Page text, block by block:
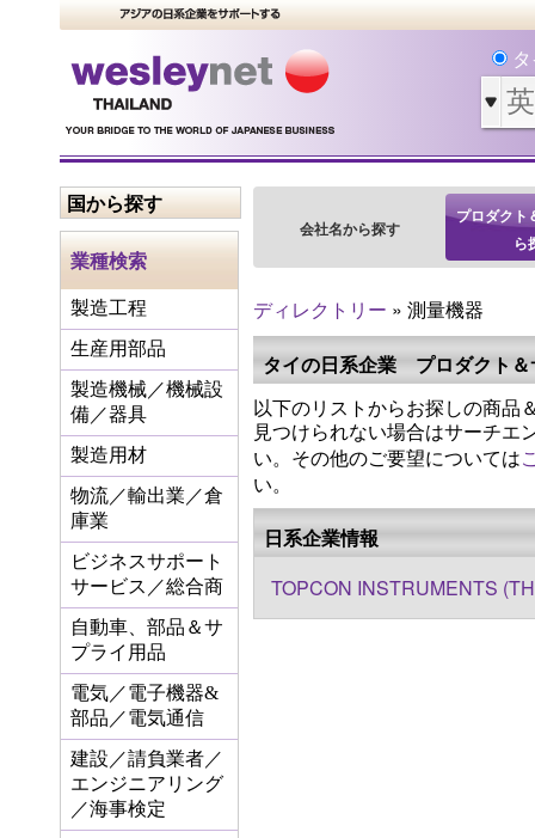
国から探す
業種検索
製造工程
生産用部品
製造機械／機械設
備／器具
製造用材
物流／輸出業／倉
庫業
ビジネスサポート
サービス／総合商
自動車、部品＆サ
プライ用品
電気／電子機器&
部品／電気通信
建設／請負業者／
エンジニアリング
／海事検定
会社名から探す
プロダクト
ら
ディレクトリー » 測量機器
タイの日系企業 プロダクト＆
以下のリストからお探しの商品
見つけられない場合はサーチエ
い。その他のご要望については
い。
日系企業情報
TOPCON INSTRUMENTS